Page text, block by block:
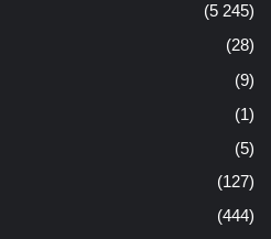
(5 245)
(28)
(9)
(1)
(5)
(127)
(444)